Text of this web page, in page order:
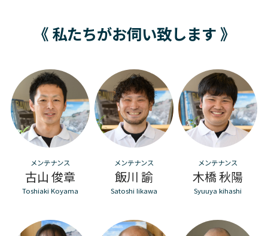
《 私たちがお伺い致します 》
メンテナンス
古山 俊章
Toshiaki Koyama
メンテナンス
飯川 諭
Satoshi Iikawa
メンテナンス
木橋 秋陽
Syuuya kihashi